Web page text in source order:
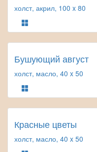
холст, акрил, 100 x 80
Бушующий август
холст, масло, 40 x 50
Красные цветы
холст, масло, 40 x 50